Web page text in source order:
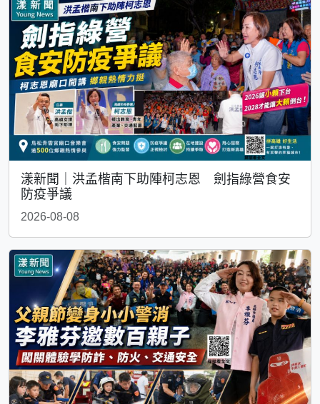
漾新聞｜洪孟楷南下助陣柯志恩 劍指綠營食安
防疫爭議
2026-08-08